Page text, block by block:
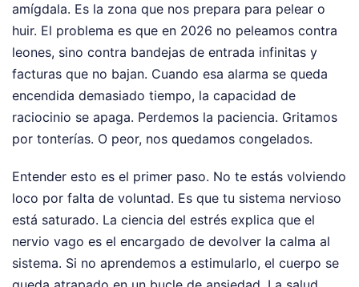
amígdala. Es la zona que nos prepara para pelear o
huir. El problema es que en 2026 no peleamos contra
leones, sino contra bandejas de entrada infinitas y
facturas que no bajan. Cuando esa alarma se queda
encendida demasiado tiempo, la capacidad de
raciocinio se apaga. Perdemos la paciencia. Gritamos
por tonterías. O peor, nos quedamos congelados.
Entender esto es el primer paso. No te estás volviendo
loco por falta de voluntad. Es que tu sistema nervioso
está saturado. La ciencia del estrés explica que el
nervio vago es el encargado de devolver la calma al
sistema. Si no aprendemos a estimularlo, el cuerpo se